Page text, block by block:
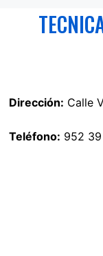
Dirección: Calle
Teléfono: 952